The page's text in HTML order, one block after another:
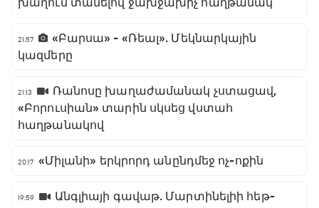
խաղում տանելով ջախջախիչ հաղթանակ
21:57
«Բարսա» - «Ռեալ». Մեկնարկային
կազմերը
21:13
Ռանոսը խաղաժամանակ չստացավ,
«Բորուսիան» տարին սկսեց վստահ
հաղթանակով
20:17 «Միլանի» երկրորդ անընդմեջ ոչ-ոքին
19:59
Անգլիայի գավաթ. Մարտինելիի հեթ-